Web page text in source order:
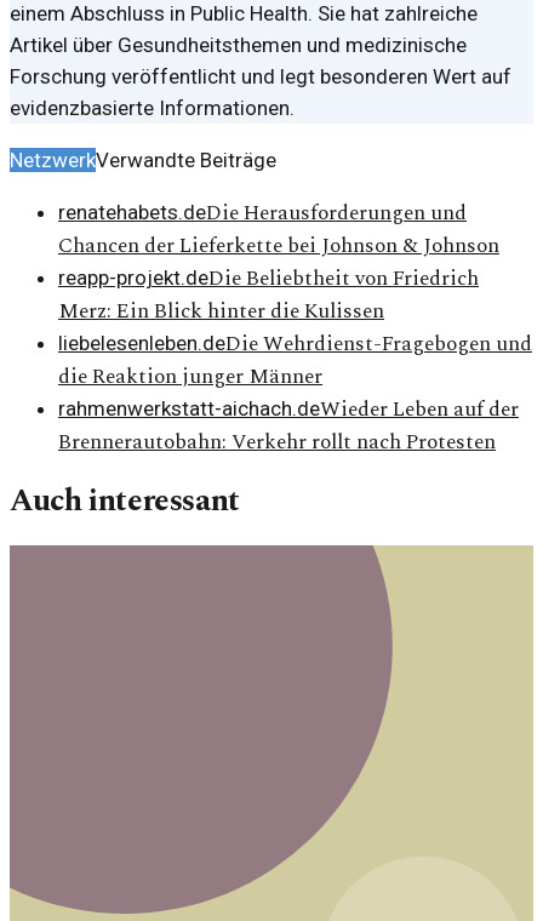
einem Abschluss in Public Health. Sie hat zahlreiche
Artikel über Gesundheitsthemen und medizinische
Forschung veröffentlicht und legt besonderen Wert auf
evidenzbasierte Informationen.
NetzwerkVerwandte Beiträge
renatehabets.deDie Herausforderungen und
Chancen der Lieferkette bei Johnson & Johnson
reapp-projekt.deDie Beliebtheit von Friedrich
Merz: Ein Blick hinter die Kulissen
liebelesenleben.deDie Wehrdienst-Fragebogen und
die Reaktion junger Männer
rahmenwerkstatt-aichach.deWieder Leben auf der
Brennerautobahn: Verkehr rollt nach Protesten
Auch interessant